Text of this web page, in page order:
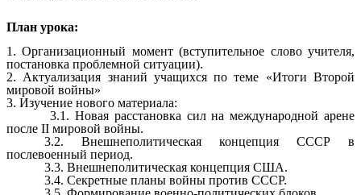
План урока:
1. Организационный момент (вступительное слово учителя,
постановка проблемной ситуации).
2. Актуализация знаний учащихся по теме «Итоги Второй
мировой войны»
3. Изучение нового материала:
3.1. Новая расстановка сил на международной арене
после II мировой войны.
3.2. Внешнеполитическая концепция СССР в
послевоенный период.
3.3. Внешнеполитическая концепция США.
3.4. Секретные планы войны против СССР.